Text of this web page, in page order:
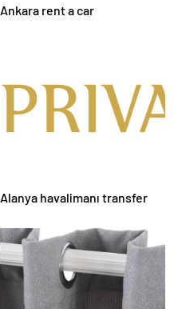
Ankara rent a car
Alanya havalimanı transfer